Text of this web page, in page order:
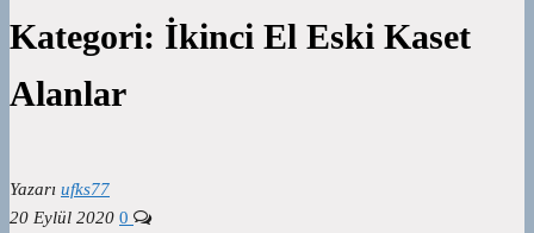
Kategori: İkinci El Eski Kaset
Alanlar
Yazarı ufks77
20 Eylül 2020 0